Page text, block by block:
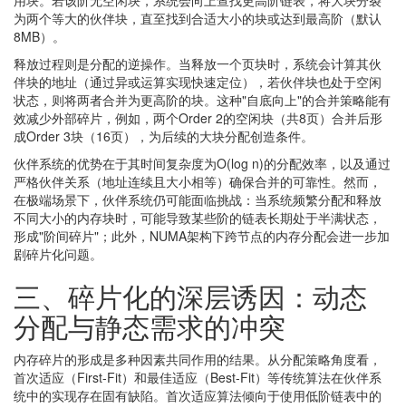
为两个等大的伙伴块，直至找到合适大小的块或达到最高阶（默认
8MB）。
释放过程则是分配的逆操作。当释放一个页块时，系统会计算其伙
伴块的地址（通过异或运算实现快速定位），若伙伴块也处于空闲
状态，则将两者合并为更高阶的块。这种"自底向上"的合并策略能有
效减少外部碎片，例如，两个Order 2的空闲块（共8页）合并后形
成Order 3块（16页），为后续的大块分配创造条件。
伙伴系统的优势在于其时间复杂度为O(log n)的分配效率，以及通过
严格伙伴关系（地址连续且大小相等）确保合并的可靠性。然而，
在极端场景下，伙伴系统仍可能面临挑战：当系统频繁分配和释放
不同大小的内存块时，可能导致某些阶的链表长期处于半满状态，
形成"阶间碎片"；此外，NUMA架构下跨节点的内存分配会进一步加
剧碎片化问题。
三、碎片化的深层诱因：动态
分配与静态需求的冲突
内存碎片的形成是多种因素共同作用的结果。从分配策略角度看，
首次适应（First-Fit）和最佳适应（Best-Fit）等传统算法在伙伴系
统中的实现存在固有缺陷。首次适应算法倾向于使用低阶链表中的